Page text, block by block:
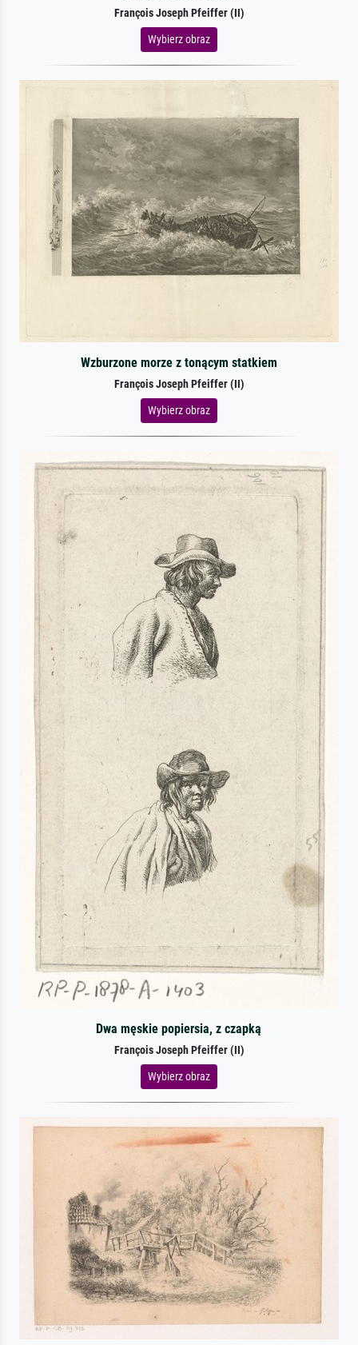
François Joseph Pfeiffer (II)
Wybierz obraz
Wzburzone morze z tonącym statkiem
François Joseph Pfeiffer (II)
Wybierz obraz
Dwa męskie popiersia, z czapką
François Joseph Pfeiffer (II)
Wybierz obraz